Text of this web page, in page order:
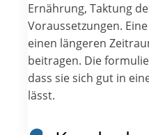
Ernährung, Taktung
Voraussetzungen.
einen längeren
beitragen. Die
dass sie sich gut in
lässt.